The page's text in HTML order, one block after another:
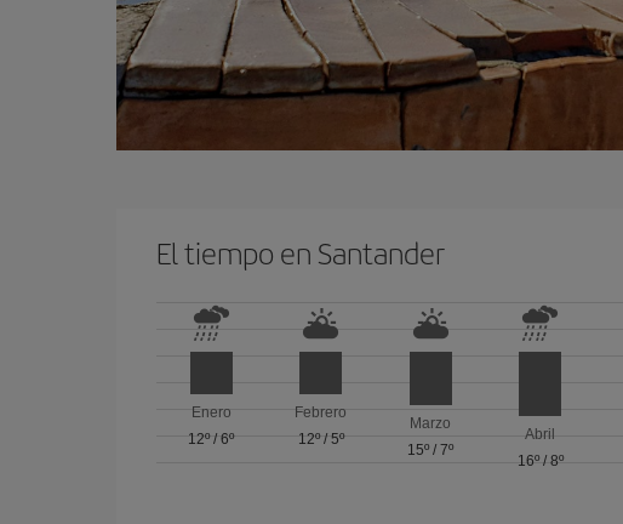
El tiempo en Santander
Enero
12º/6º
Febrero
12º/ 5º
Marzo
15º /7º
Abril
16º/ 8º